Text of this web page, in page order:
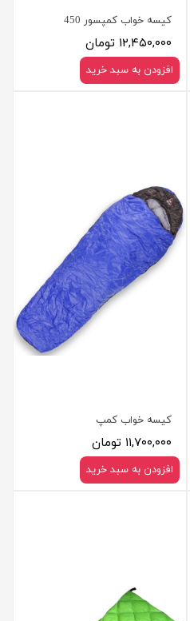
کیسه خواب کمپسور 450
۱۲,۴۵۰,۰۰۰ تومان
افزودن به سبد خرید
کیسه خواب کمپ
۱۱,۷۰۰,۰۰۰ تومان
افزودن به سبد خرید